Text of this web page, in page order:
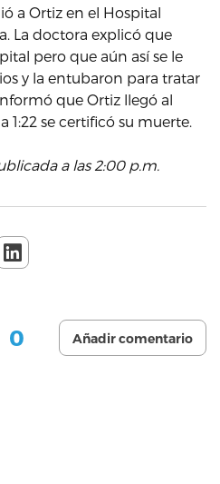
a Ortiz en el Hospital
La doctora explicó que
pero que aún así se le
y la entubaron para tratar
que Ortiz llegó al
1:22 se certificó su muerte.
a las 2:00 p.m.
0 Añadir comentario